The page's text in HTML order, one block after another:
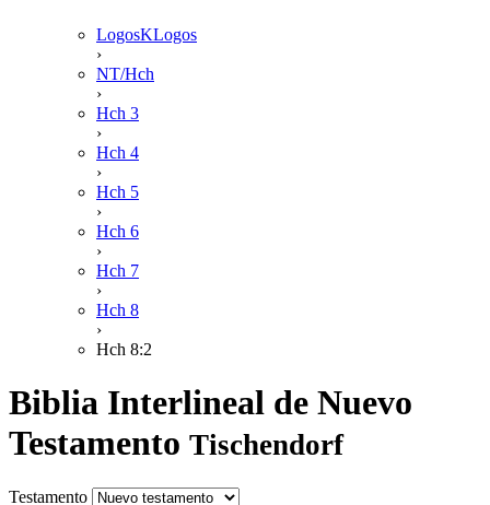
LogosKLogos
›
NT/Hch
›
Hch 3
›
Hch 4
›
Hch 5
›
Hch 6
›
Hch 7
›
Hch 8
›
Hch 8:2
Biblia Interlineal de Nuevo
Testamento Tischendorf
Testamento